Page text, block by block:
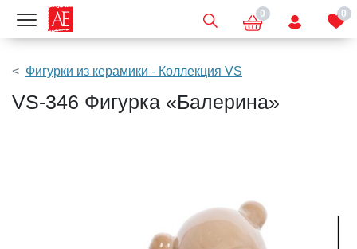
Показать меню 0 0
Фигурки из керамики - Коллекция VS
VS-346 Фигурка «Балерина»